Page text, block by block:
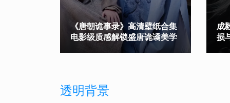
《唐朝诡事录》高清壁纸合集
电影级质感解锁盛唐诡谲美学
成
损
透明背景